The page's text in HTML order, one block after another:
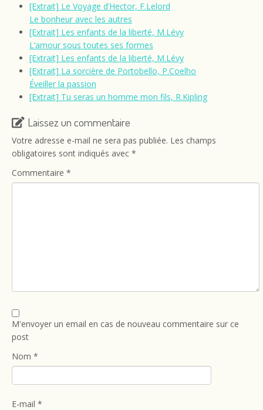
[Extrait] Le Voyage d’Hector, F.Lelord
Le bonheur avec les autres
[Extrait] Les enfants de la liberté, M.Lévy
L’amour sous toutes ses formes
[Extrait] Les enfants de la liberté, M.Lévy
[Extrait] La sorcière de Portobello, P.Coelho
Éveiller la passion
[Extrait] Tu seras un homme mon fils, R.Kipling
Laissez un commentaire
Votre adresse e-mail ne sera pas publiée. Les champs
obligatoires sont indiqués avec *
Commentaire *
M'envoyer un email en cas de nouveau commentaire sur ce
post
Nom *
E-mail *